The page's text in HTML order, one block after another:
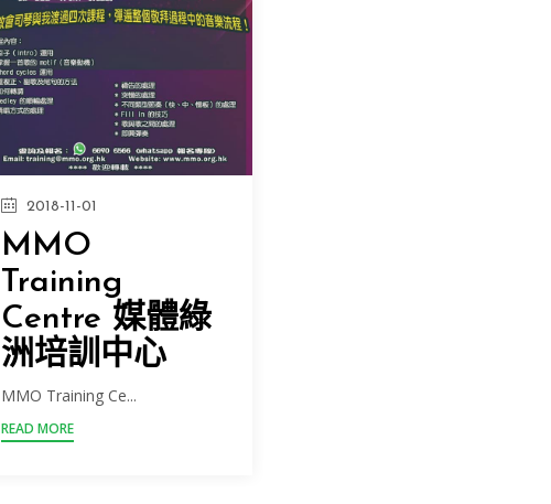
2018-11-01
MMO
Training
Centre 媒體綠
洲培訓中心
MMO Training Ce...
READ MORE